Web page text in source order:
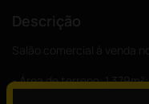
Descrição
- Área de terreno: 1.379m²;